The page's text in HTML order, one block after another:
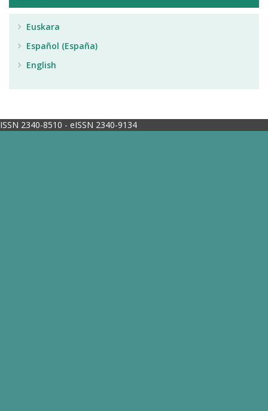
Euskara
Español (España)
English
ISSN 2340-8510 - eISSN 2340-9134